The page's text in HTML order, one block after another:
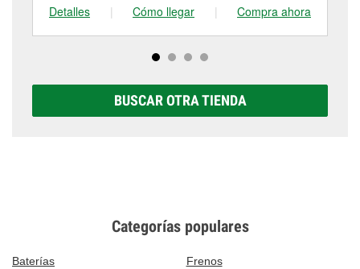
Detalles
| Cómo llegar | Compra ahora
BUSCAR OTRA TIENDA
Categorías populares
Baterías
Frenos